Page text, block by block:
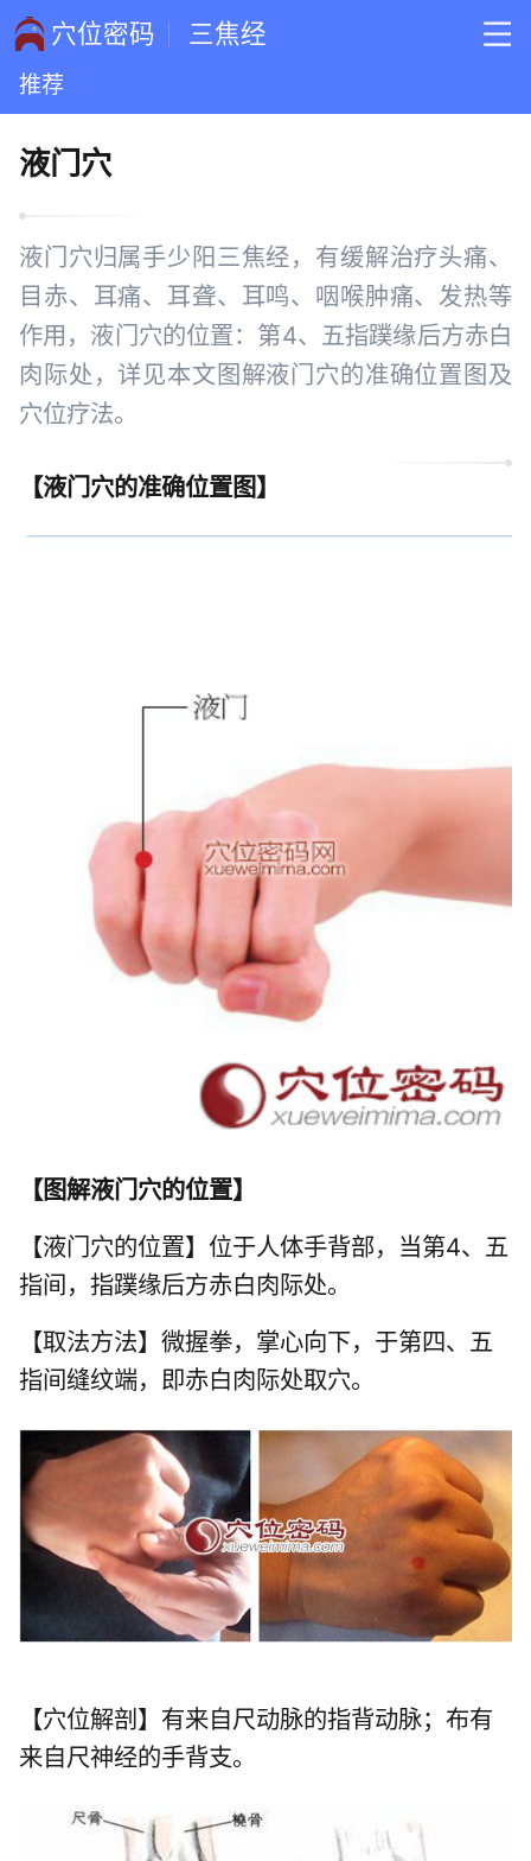
穴位密码 三焦经
推荐
液门穴
液门穴归属手少阳三焦经，有缓解治疗头痛、
目赤、耳痛、耳聋、耳鸣、咽喉肿痛、发热等
作用，液门穴的位置：第4、五指蹼缘后方赤白
肉际处，详见本文图解液门穴的准确位置图及
穴位疗法。
【液门穴的准确位置图】
【图解液门穴的位置】
【液门穴的位置】位于人体手背部，当第4、五
指间，指蹼缘后方赤白肉际处。
【取法方法】微握拳，掌心向下，于第四、五
指间缝纹端，即赤白肉际处取穴。
【穴位解剖】有来自尺动脉的指背动脉；布有
来自尺神经的手背支。